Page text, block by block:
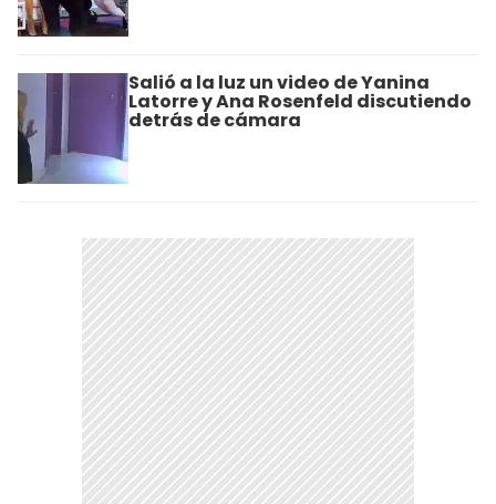
Salió a la luz un video de Yanina
Latorre y Ana Rosenfeld discutiendo
detrás de cámara